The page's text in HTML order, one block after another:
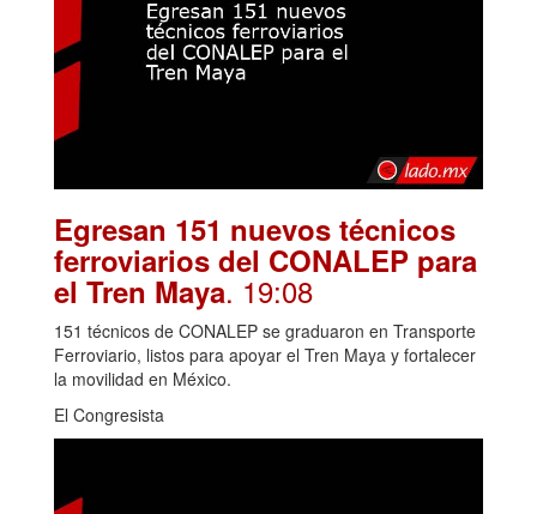
Egresan 151 nuevos técnicos
ferroviarios del CONALEP para
el Tren Maya. 19:08
151 técnicos de CONALEP se graduaron en Transporte
Ferroviario, listos para apoyar el Tren Maya y fortalecer
la movilidad en México.
El Congresista